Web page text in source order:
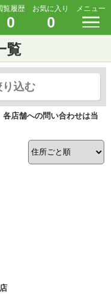
覧履歴
0
お気に入り
0
メニュー
覧
り込む
店舗への問い合わせは当